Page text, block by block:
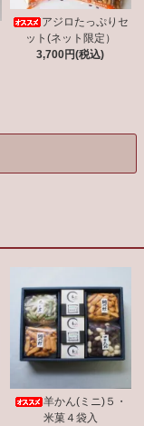
アジロたっぷりセ
ット(ネット限定）
3,700円(税込)
羊かん(ミニ)５・
米菓４袋入